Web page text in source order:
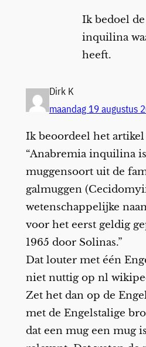
Ik bedoel
inquilina
heeft.
Dirk K
maandag 19 augustus
Ik beoordeel het
“Anabremia inquilina
muggensoort uit de
galmuggen
wetenschappelijke
voor het eerst geldig
1965 door Solinas.”
Dat louter met één
niet nuttig op nl
Zet het dan op de
met de Engelstalige
dat een mug een mug